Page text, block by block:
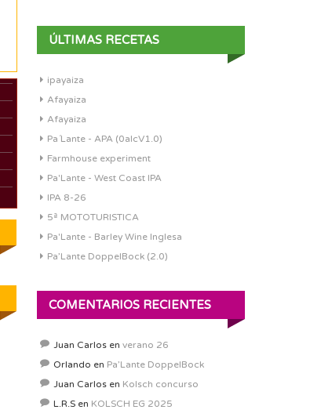
ÚLTIMAS RECETAS
ipayaiza
Afayaiza
Afayaiza
Pa´Lante - APA (0alcV1.0)
Farmhouse experiment
Pa'Lante - West Coast IPA
IPA 8-26
5ª MOTOTURISTICA
Pa'Lante - Barley Wine Inglesa
Pa’Lante DoppelBock (2.0)
COMENTARIOS RECIENTES
Juan Carlos en verano 26
Orlando en Pa’Lante DoppelBock
Juan Carlos en Kolsch concurso
L.R.S en KOLSCH EG 2025